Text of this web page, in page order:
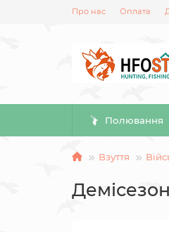
Про нас Оплата
Полювання
Взуття